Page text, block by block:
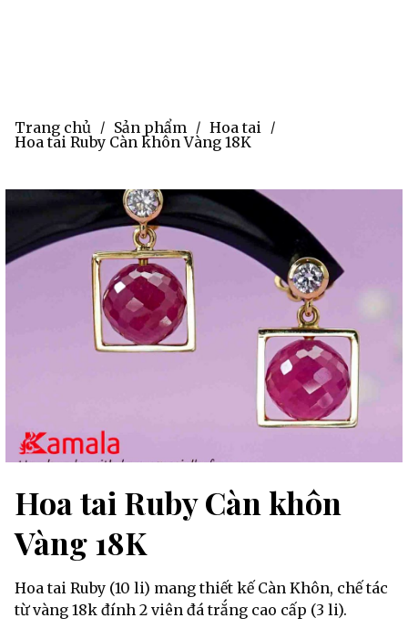
Trang chủ / Sản phẩm / Hoa tai /
Hoa tai Ruby Càn khôn Vàng 18K
Hoa tai Ruby Càn khôn
Vàng 18K
Hoa tai Ruby (10 li) mang thiết kế Càn Khôn, chế tác
từ vàng 18k đính 2 viên đá trắng cao cấp (3 li).